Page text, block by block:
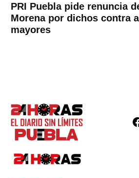
PRI Puebla pide renuncia
Morena por dichos contra
mayores